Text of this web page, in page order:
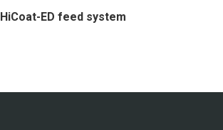
HiCoat-ED feed system